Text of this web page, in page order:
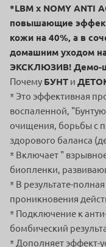
*LBM x NOMY ANTI
повышающие
кожи на 40%, а в
домашним уходом
ЭКСКЛЮЗИВ! Демо-
Почему БУНТ и
* Это эффективная
воспаленной,
очищения, борьбы с
здорового баланса
* Включает "
биопленки,
* В результате-
проникновения
* Подключение к
бомбический
* Дополняет эффект-